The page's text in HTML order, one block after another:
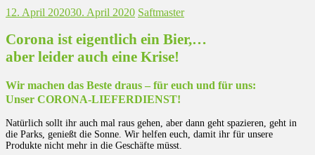
12. April 202030. April 2020 Saftmaster
Corona ist eigentlich ein Bier,…
aber leider auch eine Krise!
Wir machen das Beste draus – für euch und für uns:
Unser CORONA-LIEFERDIENST!
Natürlich sollt ihr auch mal raus gehen, aber dann geht spazieren, geht in
die Parks, genießt die Sonne. Wir helfen euch, damit ihr für unsere
Produkte nicht mehr in die Geschäfte müsst.